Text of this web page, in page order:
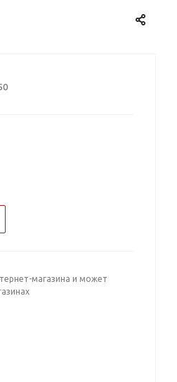
магазина и может